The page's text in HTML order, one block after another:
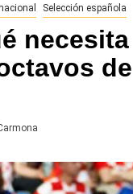
Selección española